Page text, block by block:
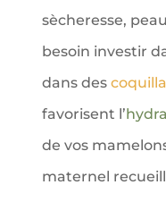
sècheresse,
besoin investir
dans des
favorisent l’
de vos
maternel